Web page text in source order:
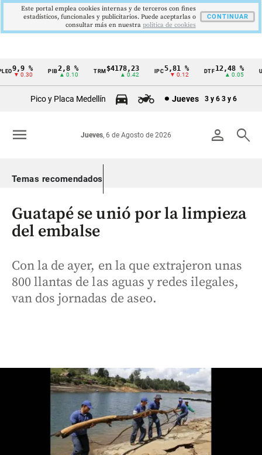
Cintillo
Colombia
9,9 %
▼ 0.30
PIB2,8 %
▲ 0.10
TRM$4178,23
▲ 0.42
5,81 %
▼ 0.12
DTF12,48 %
▲ 0.05
UVR
Pico y Placa Medellín Jueves 3 y 6 3 y 6
person search
Jueves, 6 de Agosto de 2026
menu
Temas recomendados
Guatapé se unió por la limpieza
del embalse
Con la de ayer, en la que extrajeron unas
800 llantas de las aguas y redes ilegales,
van dos jornadas de aseo.
Este portal emplea cookies internas y de terceros con fines
estadísticos, funcionales y publicitarios. Puede aceptarlas o
consultar más en nuestra politica de cookies
CONTINUAR